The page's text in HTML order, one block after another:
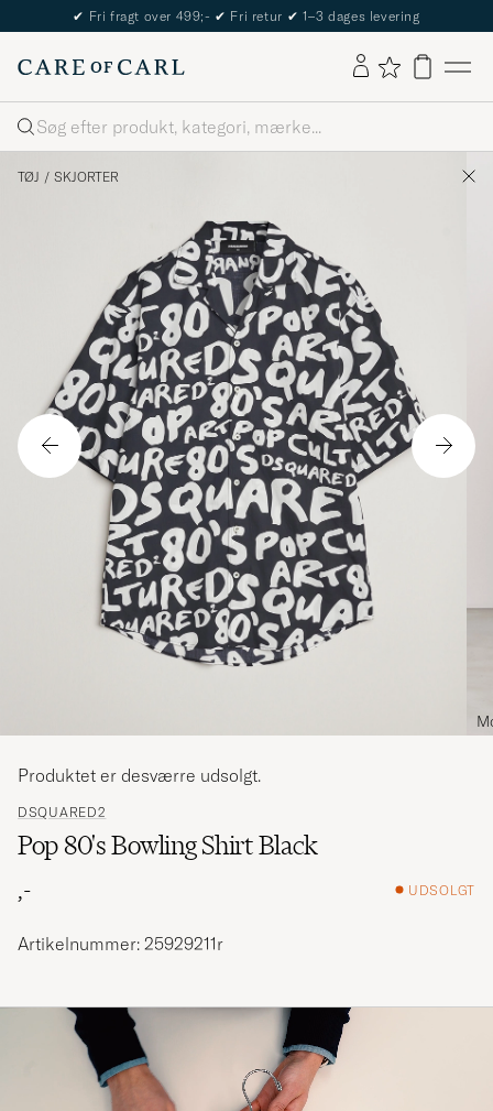
✔ Fri fragt over 499;- ✔ Fri retur ✔ 1–3 dages levering
Søg
TØJ / SKJORTER
DSQUARED2
Pop 80's Bowling Shirt Black
,-
UDSOLGT
Produktet er desværre udsolgt.
Artikelnummer: 25929211r